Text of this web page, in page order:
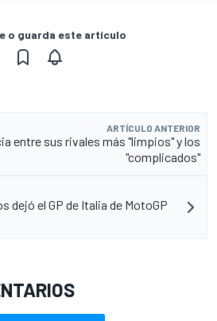
o guarda este artículo
ARTÍCULO ANTERIOR
entre sus rivales más "limpios" y los
"complicados"
dejó el GP de Italia de MotoGP